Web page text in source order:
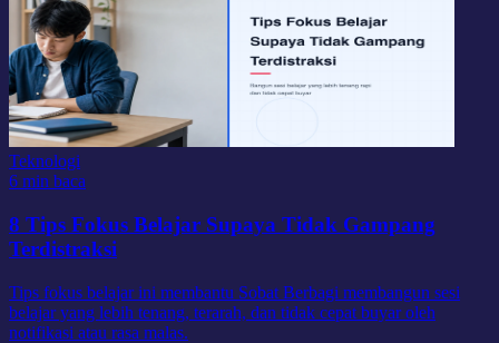
Teknologi
6 min baca
8 Tips Fokus Belajar Supaya Tidak Gampang
Terdistraksi
Tips fokus belajar ini membantu Sobat Berbagi membangun sesi
belajar yang lebih tenang, terarah, dan tidak cepat buyar oleh
notifikasi atau rasa malas.